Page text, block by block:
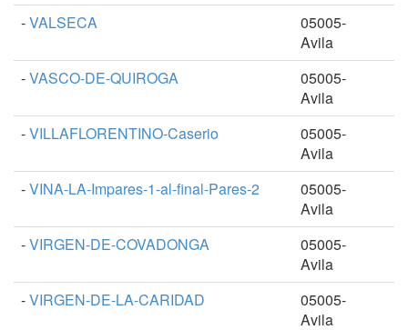
-VALSECA
05005-
Avila
-VASCO-DE-QUIROGA
05005-
Avila
-VILLAFLORENTINO-Caserio
05005-
Avila
-VINA-LA-Impares-1-al-final-Pares-2
05005-
Avila
-VIRGEN-DE-COVADONGA
05005-
Avila
-VIRGEN-DE-LA-CARIDAD
05005-
Avila